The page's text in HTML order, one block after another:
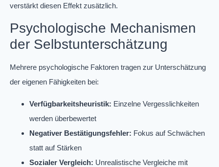
verstärkt diesen Effekt zusätzlich.
Psychologische Mechanismen
der Selbstunterschätzung
Mehrere psychologische Faktoren tragen zur Unterschätzung
der eigenen Fähigkeiten bei:
Verfügbarkeitsheuristik: Einzelne Vergesslichkeiten
werden überbewertet
Negativer Bestätigungsfehler: Fokus auf Schwächen
statt auf Stärken
Sozialer Vergleich: Unrealistische Vergleiche mit